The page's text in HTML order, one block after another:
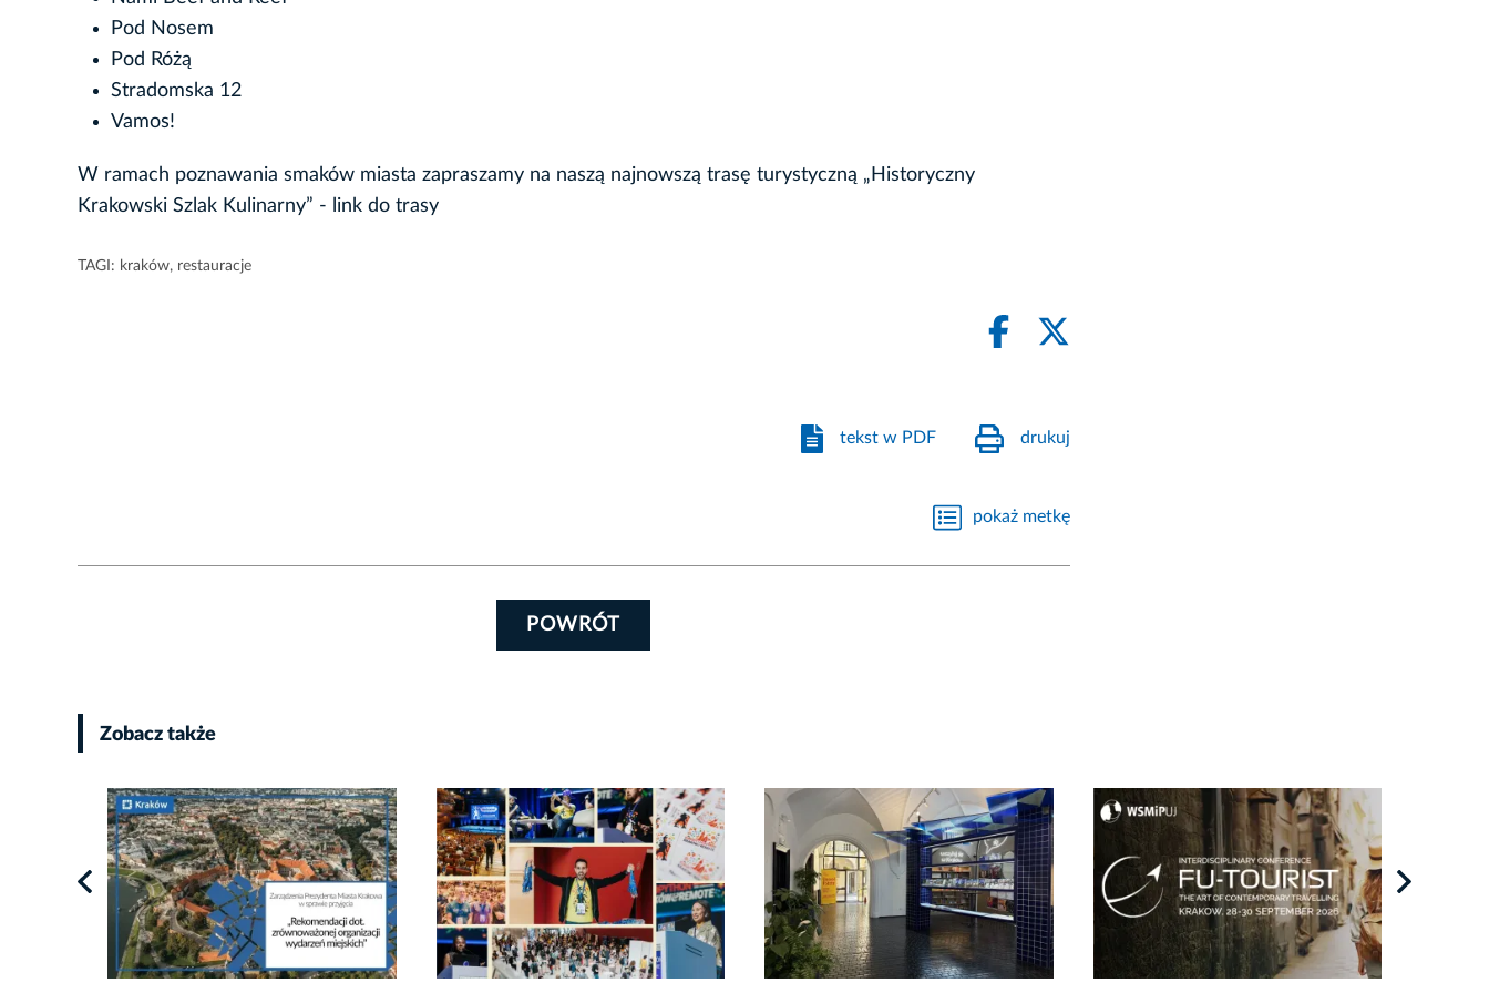
Pod Nosem
Pod Różą
Stradomska 12
Vamos!
W ramach poznawania smaków miasta zapraszamy na naszą najnowszą trasę turystyczną „Historyczny
Krakowski Szlak Kulinarny” - link do trasy
TAGI: kraków, restauracje
tekst w PDF drukuj
pokaż metkę
POWRÓT
Zobacz także